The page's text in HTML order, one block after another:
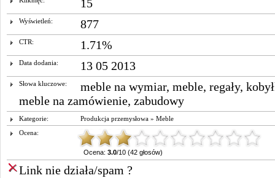
15
Wyświetleń: 877
CTR: 1.71%
Data dodania: 13 05 2013
Słowa kluczowe: meble na wymiar, meble, regały,
meble na zamówienie, zabudowy
Kategorie: Produkcja przemysłowa » Meble
Ocena:
Ocena: 3.0/10 (42 głosów)
Link nie działa/spam ?